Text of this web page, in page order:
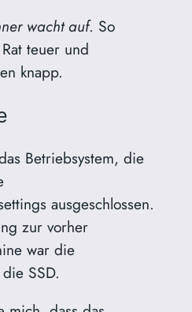
wacht auf. So
teuer und
knapp.
Betriebsystem, die
ausgeschlossen.
zur vorher
war die
SSD.